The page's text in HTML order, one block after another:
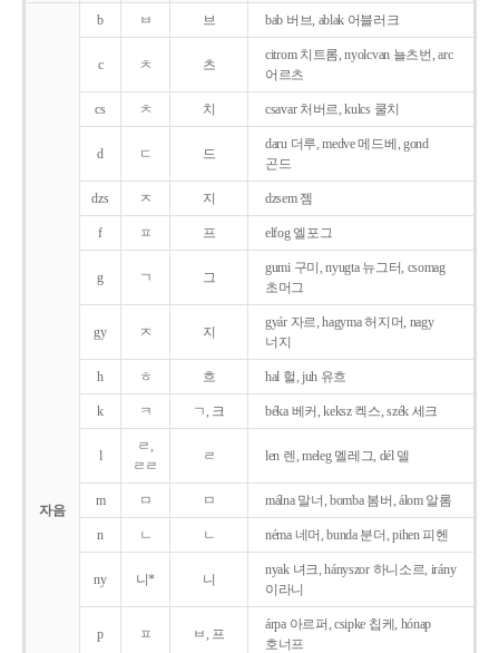
자음
b ㅂ 브 bab 버브, ablak 어블러크
c ㅊ 츠
citrom 치트롬, nyolcvan 뇰츠번, arc
어르츠
cs ㅊ 치 csavar 처버르, kulcs 쿨치
d ㄷ 드
daru 더루, medve 메드베, gond
곤드
dzs ㅈ 지 dzsem 젬
f ㅍ 프 elfog 엘포그
g ㄱ 그
gumi 구미, nyugta 뉴그터, csomag
초머그
gy ㅈ 지
gyár 자르, hagyma 허지머, nagy
너지
h ㅎ 흐 hal 헐, juh 유흐
k ㅋ ㄱ, 크 béka 베커, keksz 켁스, szék 세크
l
ㄹ,
ㄹㄹ
ㄹ len 렌, meleg 멜레그, dél 델
m ㅁ ㅁ málna 말너, bomba 봄버, álom 알롬
n ㄴ ㄴ néma 네머, bunda 분더, pihen 피헨
ny 니* 니
nyak 녀크, hányszor 하니소르, irány
이라니
p ㅍ ㅂ, 프
árpa 아르퍼, csipke 칩케, hónap
호너프